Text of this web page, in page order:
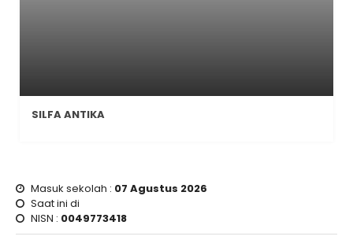
SILFA ANTIKA
Masuk sekolah : 07 Agustus 2026
Saat ini di
NISN : 0049773418